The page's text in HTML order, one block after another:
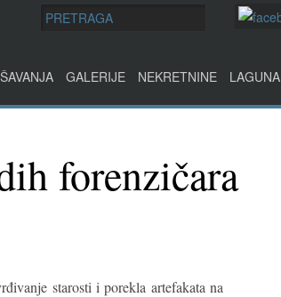
GALERIJE NEKRETNINE LAGUNA
forenzičara
starosti i porekla artefakata na